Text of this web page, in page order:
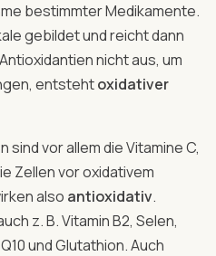
bestimmter Medikamente.
gebildet und reicht dann
nicht aus, um
entstehtoxidativer
vor allem die Vitamine C,
Zellen vor oxidativem
also antioxidativ.
z. B. Vitamin B2, Selen,
und Glutathion. Auch